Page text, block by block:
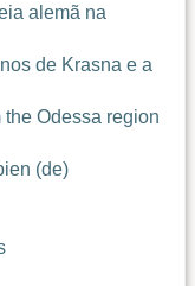
alemã na
de Krasna e a
Odessa region
(de)